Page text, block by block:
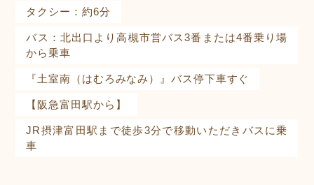
タクシー：約6分
バス：北出口より高槻市営バス3番または4番乗り場
から乗車
『土室南（はむろみなみ）』バス停下車すぐ
【阪急富田駅から】
JR摂津富田駅まで徒歩3分で移動いただきバスに乗
車